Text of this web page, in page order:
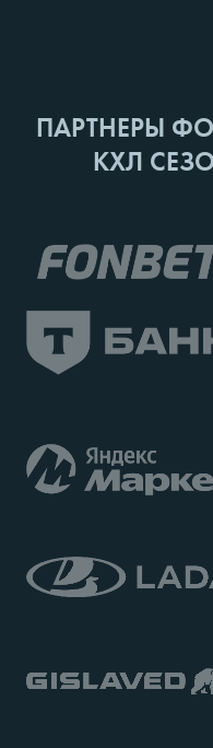
ПАРТНЕРЫ
КХЛ